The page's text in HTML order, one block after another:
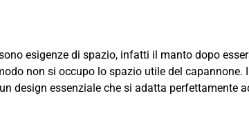
esigenze di spazio, infatti il manto dopo
non si occupo lo spazio utile del capannone.
design essenziale che si adatta perfettamente